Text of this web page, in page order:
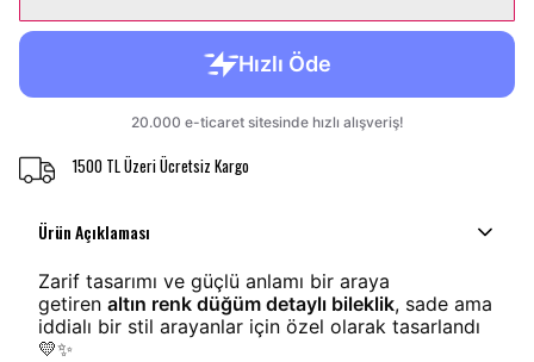
1500 TL Üzeri Ücretsiz Kargo
Ürün Açıklaması
Zarif tasarımı ve güçlü anlamı bir araya
getiren altın renk düğüm detaylı bileklik, sade ama
iddialı bir stil arayanlar için özel olarak tasarlandı
💛✨